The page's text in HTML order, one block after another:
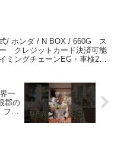
式/ ホンダ / N BOX / 660G ス
クレジットカード決済可能
ミングチェーンEG・車検2年
一
郡の
フル